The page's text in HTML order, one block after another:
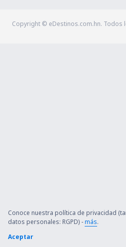
Copyright © eDestinos.com.hn. Todos
Conoce nuestra política de privacidad
datos personales: RGPD) -más.
Aceptar